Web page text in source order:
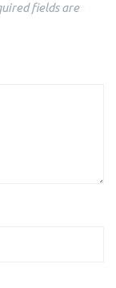
fields are